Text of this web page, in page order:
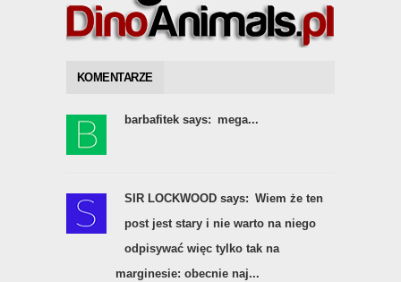
KOMENTARZE
barbafitek says: mega...
SIR LOCKWOOD says: Wiem że ten
post jest stary i nie warto na niego
odpisywać więc tylko tak na
marginesie: obecnie naj...